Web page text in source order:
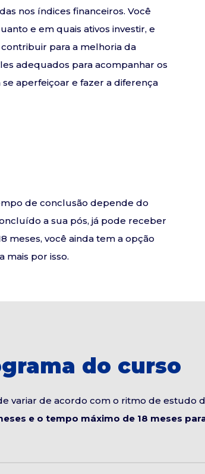
nos índices financeiros. Você
e em quais ativos investir, e
para a melhoria da
adequados para acompanhar os
aperfeiçoar e fazer a diferença
de conclusão depende do
a sua pós, já pode receber
meses, você ainda tem a opção
mais por isso.
do curso
variar de acordo com o ritmo de estudo
e o tempo máximo de 18 meses